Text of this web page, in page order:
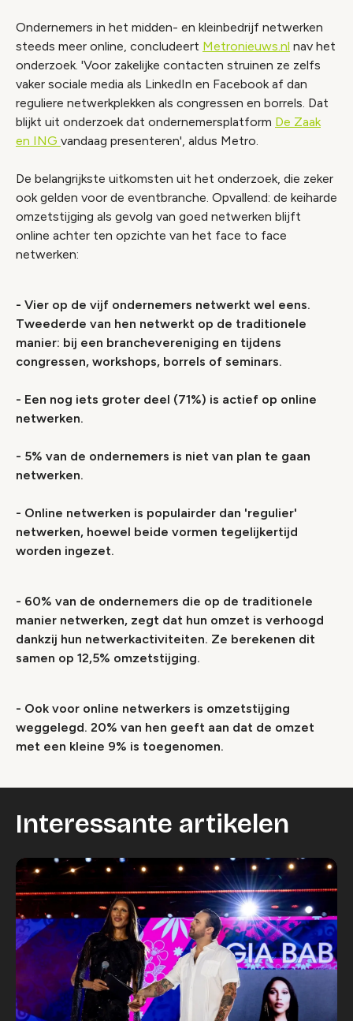
Ondernemers in het midden- en kleinbedrijf netwerken
steeds meer online, concludeert Metronieuws.nl nav het
onderzoek. 'Voor zakelijke contacten struinen ze zelfs
vaker sociale media als LinkedIn en Facebook af dan
reguliere netwerkplekken als congressen en borrels. Dat
blijkt uit onderzoek dat ondernemersplatform De Zaak
en ING vandaag presenteren', aldus Metro.
De belangrijkste uitkomsten uit het onderzoek, die zeker
ook gelden voor de eventbranche. Opvallend: de keiharde
omzetstijging als gevolg van goed netwerken blijft
online achter ten opzichte van het face to face
netwerken:
- Vier op de vijf ondernemers netwerkt wel eens.
Tweederde van hen netwerkt op de traditionele
manier: bij een branchevereniging en tijdens
congressen, workshops, borrels of seminars.
- Een nog iets groter deel (71%) is actief op online
netwerken.
- 5% van de ondernemers is niet van plan te gaan
netwerken.
- Online netwerken is populairder dan 'regulier'
netwerken, hoewel beide vormen tegelijkertijd
worden ingezet.
- 60% van de ondernemers die op de traditionele
manier netwerken, zegt dat hun omzet is verhoogd
dankzij hun netwerkactiviteiten. Ze berekenen dit
samen op 12,5% omzetstijging.
- Ook voor online netwerkers is omzetstijging
weggelegd. 20% van hen geeft aan dat de omzet
met een kleine 9% is toegenomen.
Interessante artikelen